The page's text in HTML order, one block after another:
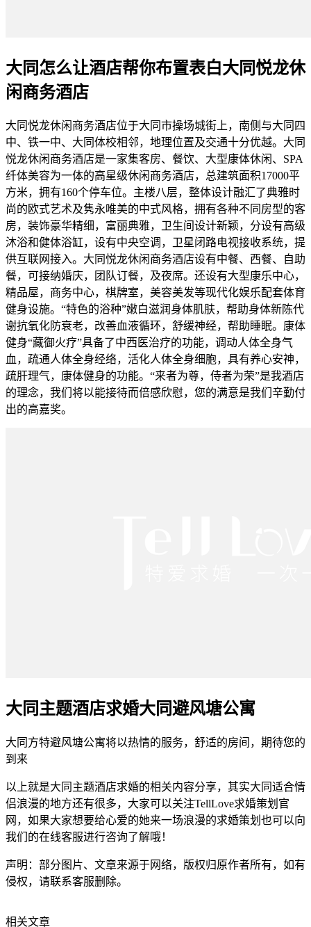
大同怎么让酒店帮你布置表白大同悦龙休
闲商务酒店
大同悦龙休闲商务酒店位于大同市操场城街上，南侧与大同四
中、铁一中、大同体校相邻，地理位置及交通十分优越。大同
悦龙休闲商务酒店是一家集客房、餐饮、大型康体休闲、SPA
纤体美容为一体的高星级休闲商务酒店，总建筑面积17000平
方米，拥有160个停车位。主楼八层，整体设计融汇了典雅时
尚的欧式艺术及隽永唯美的中式风格，拥有各种不同房型的客
房，装饰豪华精细，富丽典雅，卫生间设计新颖，分设有高级
沐浴和健体浴缸，设有中央空调，卫星闭路电视接收系统，提
供互联网接入。大同悦龙休闲商务酒店设有中餐、西餐、自助
餐，可接纳婚庆，团队订餐，及夜席。还设有大型康乐中心，
精品屋，商务中心，棋牌室，美容美发等现代化娱乐配套体育
健身设施。“特色的浴种”嫩白滋润身体肌肤，帮助身体新陈代
谢抗氧化防衰老，改善血液循环，舒缓神经，帮助睡眠。康体
健身“藏御火疗”具备了中西医治疗的功能，调动人体全身气
血，疏通人体全身经络，活化人体全身细胞，具有养心安神，
疏肝理气，康体健身的功能。“来者为尊，侍者为荣”是我酒店
的理念，我们将以能接待而倍感欣慰，您的满意是我们辛勤付
出的高嘉奖。
大同主题酒店求婚大同避风塘公寓
大同方特避风塘公寓将以热情的服务，舒适的房间，期待您的
到来
以上就是大同主题酒店求婚的相关内容分享，其实大同适合情
侣浪漫的地方还有很多，大家可以关注TellLove求婚策划官
网，如果大家想要给心爱的她来一场浪漫的求婚策划也可以向
我们的在线客服进行咨询了解哦！
声明：部分图片、文章来源于网络，版权归原作者所有，如有
侵权，请联系客服删除。
相关文章